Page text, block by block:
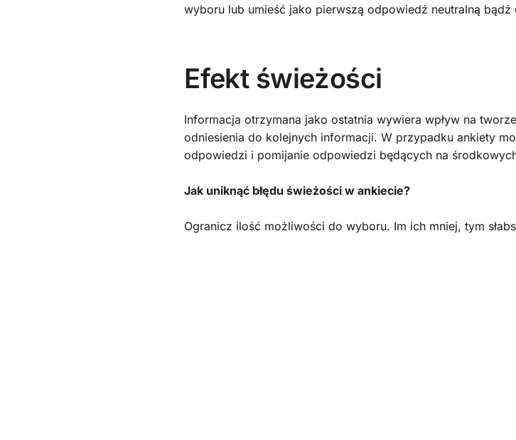
wyboru lub umieść jako pierwszą odpowiedź neutralną bądź
Efekt świeżości
Informacja otrzymana jako ostatnia wywiera wpływ na
odniesienia do kolejnych informacji. W przypadku ankiety
odpowiedzi i pomijanie odpowiedzi będących na
Jak uniknąć błędu świeżości w ankiecie?
Ogranicz ilość możliwości do wyboru. Im ich mniej, tym